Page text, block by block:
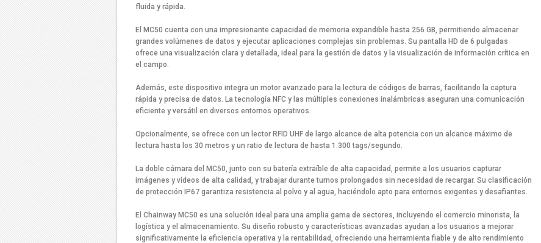
fluida y rápida.
El MC50 cuenta con una impresionante capacidad de memoria expandible hasta 256 GB, permitiendo almacenar
grandes volúmenes de datos y ejecutar aplicaciones complejas sin problemas. Su pantalla HD de 6 pulgadas
ofrece una visualización clara y detallada, ideal para la gestión de datos y la visualización de información crítica en
el campo.
Además, este dispositivo integra un motor avanzado para la lectura de códigos de barras, facilitando la captura
rápida y precisa de datos. La tecnología NFC y las múltiples conexiones inalámbricas aseguran una comunicación
eficiente y versátil en diversos entornos operativos.
Opcionalmente, se ofrece con un lector RFID UHF de largo alcance de alta potencia con un alcance máximo de
lectura hasta los 30 metros y un ratio de lectura de hasta 1.300 tags/segundo.
La doble cámara del MC50, junto con su batería extraíble de alta capacidad, permite a los usuarios capturar
imágenes y vídeos de alta calidad, y trabajar durante turnos prolongados sin necesidad de recargar. Su clasificación
de protección IP67 garantiza resistencia al polvo y al agua, haciéndolo apto para entornos exigentes y desafiantes.
El Chainway MC50 es una solución ideal para una amplia gama de sectores, incluyendo el comercio minorista, la
logística y el almacenamiento. Su diseño robusto y características avanzadas ayudan a los usuarios a mejorar
significativamente la eficiencia operativa y la rentabilidad, ofreciendo una herramienta fiable y de alto rendimiento